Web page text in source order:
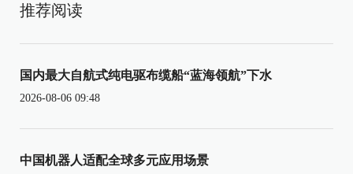
推荐阅读
国内最大自航式纯电驱布缆船“蓝海领航”下水
2026-08-06 09:48
中国机器人适配全球多元应用场景